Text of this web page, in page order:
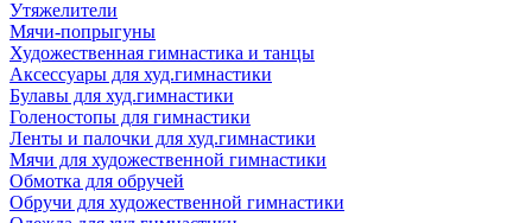
Утяжелители
Мячи-попрыгуны
Художественная гимнастика и танцы
Аксессуары для худ.гимнастики
Булавы для худ.гимнастики
Голеностопы для гимнастики
Ленты и палочки для худ.гимнастики
Мячи для художественной гимнастики
Обмотка для обручей
Обручи для художественной гимнастики